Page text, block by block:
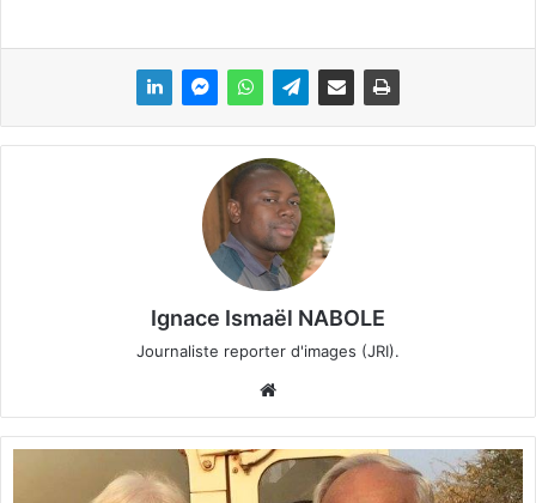
Ignace Ismaël NABOLE
Journaliste reporter d'images (JRI).
bsi
te